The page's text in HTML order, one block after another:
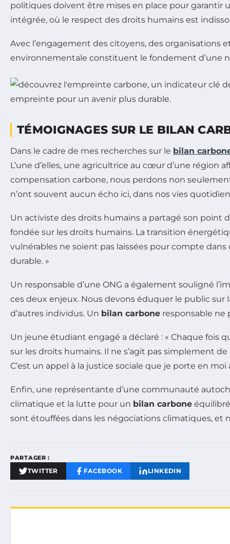
politiques doivent être mises en place pour garantir
intégrée, où le respect des droits humains est
Avec l’engagement des citoyens, des organisations
environnementale constituent le fondement d’une
TÉMOIGNAGES SUR LE BILAN
Dans le cadre de mes recherches sur le bilan
L’une d’elles, une agricultrice au cœur d’une région
compensation carbone, nous perdons non
n’ont souvent aucun écho ici, dans nos vies
Un activiste des droits humains a partagé son point
fondée sur les droits humains. La transition
vulnérables ne soient pas laissées pour compte
durable. »
Un responsable d’une ONG a également souligné
ces deux enjeux. Nous devons éduquer le public
d’autres individus. Un bilan carbone responsable ne
Un jeune étudiant engagé a déclaré : « Chaque fois
sur les droits humains. Il ne s’agit pas simplement
C’est un appel à la justice sociale que je porte en
Enfin, une représentante d’une communauté
climatique et la lutte pour un bilan carbone
sont étouffées dans les négociations climatiques, et
PARTAGER :
TWITTER FACEBOOK LINKEDIN